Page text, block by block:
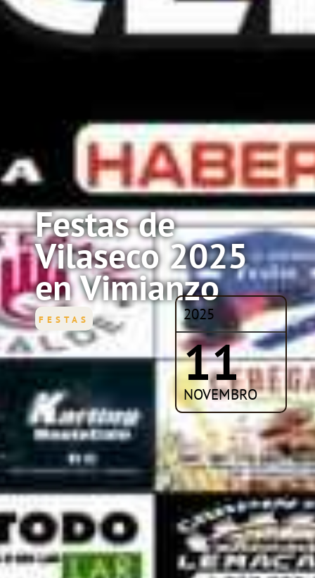
2025
11
NOVEMBRO
Festas de
Vilaseco 2025
en Vimianzo
FESTAS